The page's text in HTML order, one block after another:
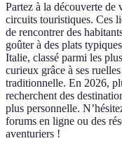
Partez à la découverte de
circuits touristiques. Ces
de rencontrer des
goûter à des plats
Italie, classé parmi les
curieux grâce à ses
traditionnelle. En 2026,
recherchent des
plus personnelle.
forums en ligne ou des
aventuriers !